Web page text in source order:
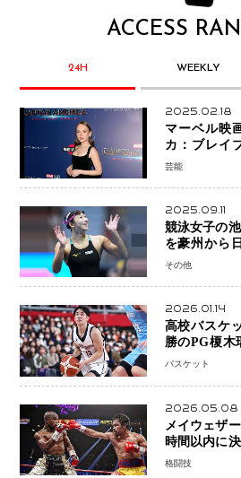
ACCESS
24H WEEKLY
2025.02.18
マーベル映
カ：ブレイ
新ブラック
芸能
2025.09.11
競泳女子の
を豪州から
糧に、28年
その他
2026.01.14
高校バスケ
勝のPG榎木
プロの現場
バスケット
2026.05.08
メイウェザ
時間以内に
ョンか混迷続
格闘技